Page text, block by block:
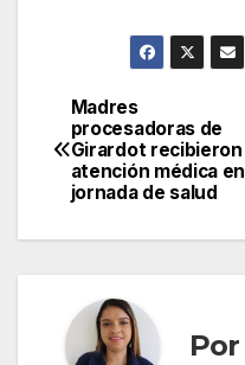
Navegación
de
entradas
Madres
procesadoras de
Girardot recibieron
atención médica en
jornada de salud
Por